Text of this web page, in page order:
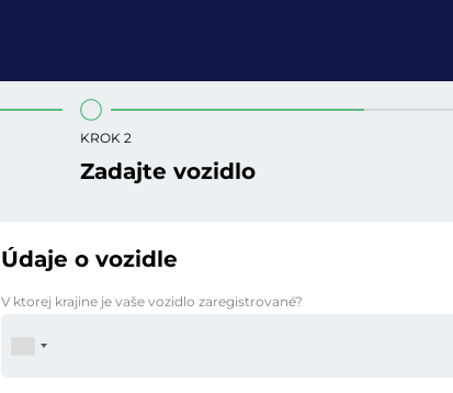
KROK 2
Zadajte vozidlo
Údaje o vozidle
V ktorej krajine je vaše vozidlo zaregistrované?